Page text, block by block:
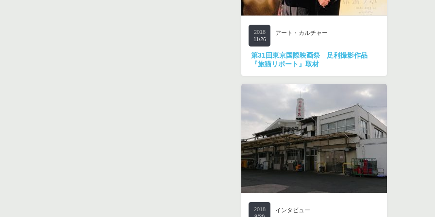
2018
11/26
アート・カルチャー
第31回東京国際映画祭 足利撮影作品
『旅猫リポート』取材
2018
インタビュー